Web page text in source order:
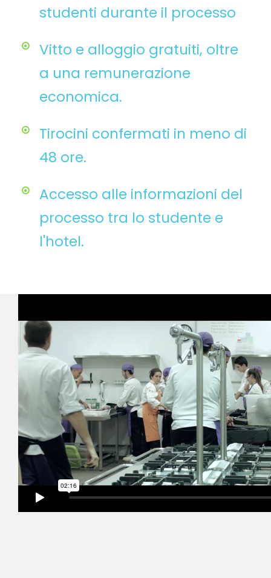
studenti durante il processo
Vitto e alloggio gratuiti, oltre
a una remunerazione
economica.
Tirocini confermati in meno di
48 ore.
Accesso alle informazioni del
processo tra lo studente e
l'hotel.